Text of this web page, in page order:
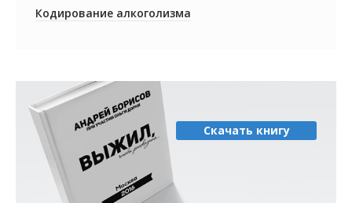
Кодирование алкоголизма
Скачать книгу